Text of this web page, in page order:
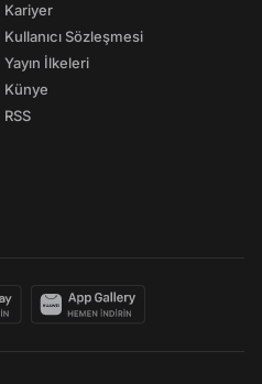
Kariyer
Kullanıcı Sözleşmesi
Yayın İlkeleri
Künye
RSS